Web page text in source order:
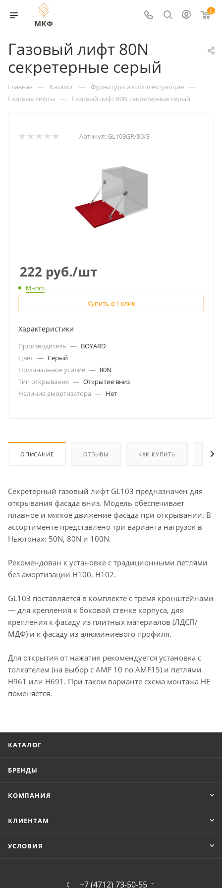
0
Газовый лифт 80N
секретерные серый
Главная — Каталог — Фурнитура и комплектующие —
Газовые лифты — Газовый лифт 80N секретерные серый
Артикул: GL103GR/80/3
222 руб./шт
Много
Купить в 1 клик
Характеристики
Производитель — BOYARD
Цвет — Серый
Номинальное усилие — 80N
Тип открывания — Открытие вниз
Наличие амортизатора — Нет
ОПИСАНИЕ ОТЗЫВЫ КАК КУПИТЬ
Секретерный газовый лифт GL103 предназначен для
открывания фасада вниз. Модель обеспечивает
плавное и мягкое движение фасада при открывании. В
ассортименте представлено три варианта нагрузок в
Ньютонах: 50N, 80N и 100N.
Рекомендован к установке с традиционными петлями
без амортизации Н100, Н102.
GL103 поставляется в комплекте с тремя кронштейнами
— для крепления к боковой стенке корпуса, для
крепления к фасаду из плитных материалов (ЛДСП/
МДФ) и к фасаду из алюминиевого профиля.
Для открытия от нажатия рекомендуется установка с
толкателем (на выбор с AMF 10 по AMF15) и петлями
Н961 или Н691. При таком варианте схема монтажа НЕ
поменяется.
КАТАЛОГ
БРЕНДЫ
КОМПАНИЯ
КЛИЕНТАМ
УСЛОВИЯ
+7 (4712) 73-50-55